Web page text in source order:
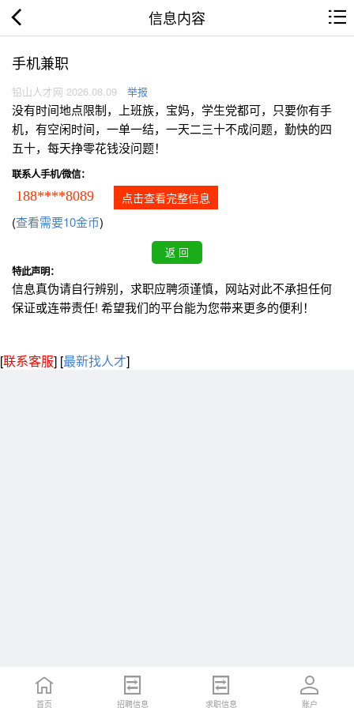
信息内容
手机兼职
铅山人才网 2026.08.09 举报
没有时间地点限制，上班族，宝妈，学生党都可，只要你有手
机，有空闲时间，一单一结，一天二三十不成问题，勤快的四
五十，每天挣零花钱没问题！
联系人手机/微信：
188****8089 点击查看完整信息
(查看需要10金币)
特此声明：
信息真伪请自行辨别，求职应聘须谨慎，网站对此不承担任何
保证或连带责任! 希望我们的平台能为您带来更多的便利！
[联系客服] [最新找人才]
首页 招聘信息 求职信息 账户